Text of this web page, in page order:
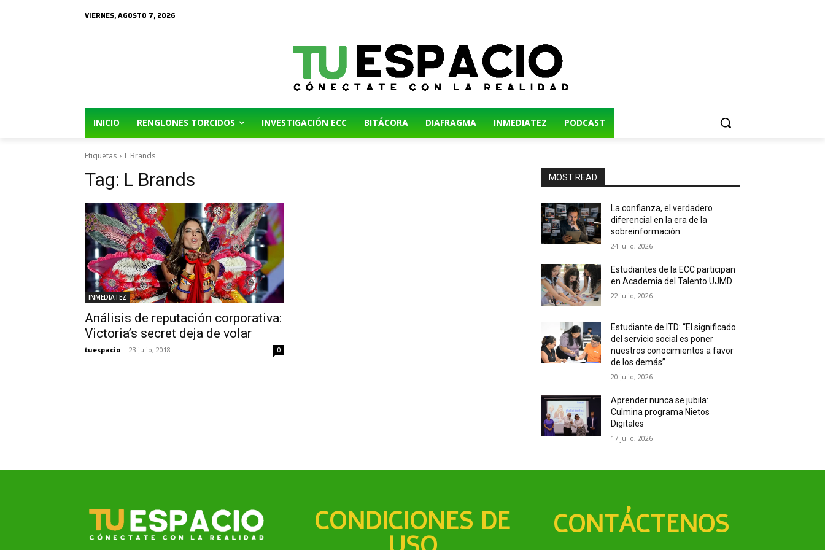
VIERNES, AGOSTO 7, 2026
INICIO RENGLONES TORCIDOS INVESTIGACIÓN ECC BITÁCORA DIAFRAGMA INMEDIATEZ PODCAST
Etiquetas L Brands
Tag: L Brands
INMEDIATEZ
Análisis de reputación corporativa:
Victoria’s secret deja de volar
tuespacio - 23 julio, 2018 0
MOST READ
La confianza, el verdadero
diferencial en la era de la
sobreinformación
24 julio, 2026
Estudiantes de la ECC participan
en Academia del Talento UJMD
22 julio, 2026
Estudiante de ITD: “El significado
del servicio social es poner
nuestros conocimientos a favor
de los demás”
20 julio, 2026
Aprender nunca se jubila:
Culmina programa Nietos
Digitales
17 julio, 2026
CONDICIONES DE CONTÁCTENOS